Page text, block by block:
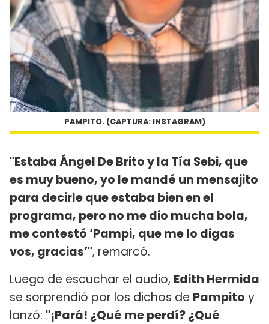
PAMPITO. (CAPTURA: INSTAGRAM)
"Estaba Ángel De Brito y la Tía Sebi, que
es muy bueno, yo le mandé un mensajito
para decirle que estaba bien en el
programa, pero no me dio mucha bola,
me contestó ‘Pampi, que me lo digas
vos, gracias’", remarcó.
Luego de escuchar el audio, Edith Hermida
se sorprendió por los dichos de Pampito y
lanzó: "¡Pará! ¿Qué me perdí? ¿Qué